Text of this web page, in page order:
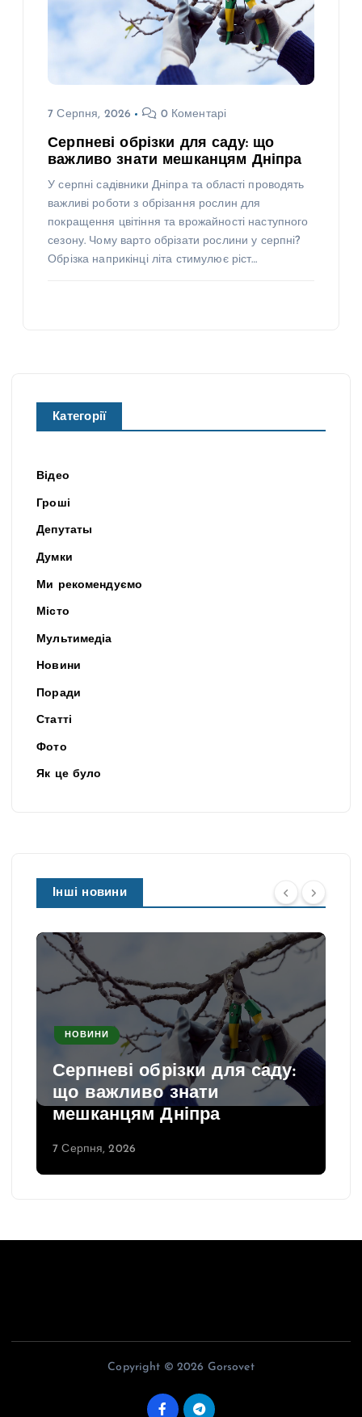
7 Серпня, 2026 0 Коментарі
Серпневі обрізки для саду: що
важливо знати мешканцям Дніпра
У серпні садівники Дніпра та області проводять
важливі роботи з обрізання рослин для
покращення цвітіння та врожайності наступного
сезону. Чому варто обрізати рослини у серпні?
Обрізка наприкінці літа стимулює ріст…
Категорії
Відео
Гроші
Депутаты
Думки
Ми рекомендуємо
Місто
Мультимедіа
Новини
Поради
Статті
Фото
Як це було
Інші новини
НОВИНИ
Серпневі обрізки для саду:
що важливо знати
мешканцям Дніпра
7 Серпня, 2026
Copyright © 2026 Gorsovet